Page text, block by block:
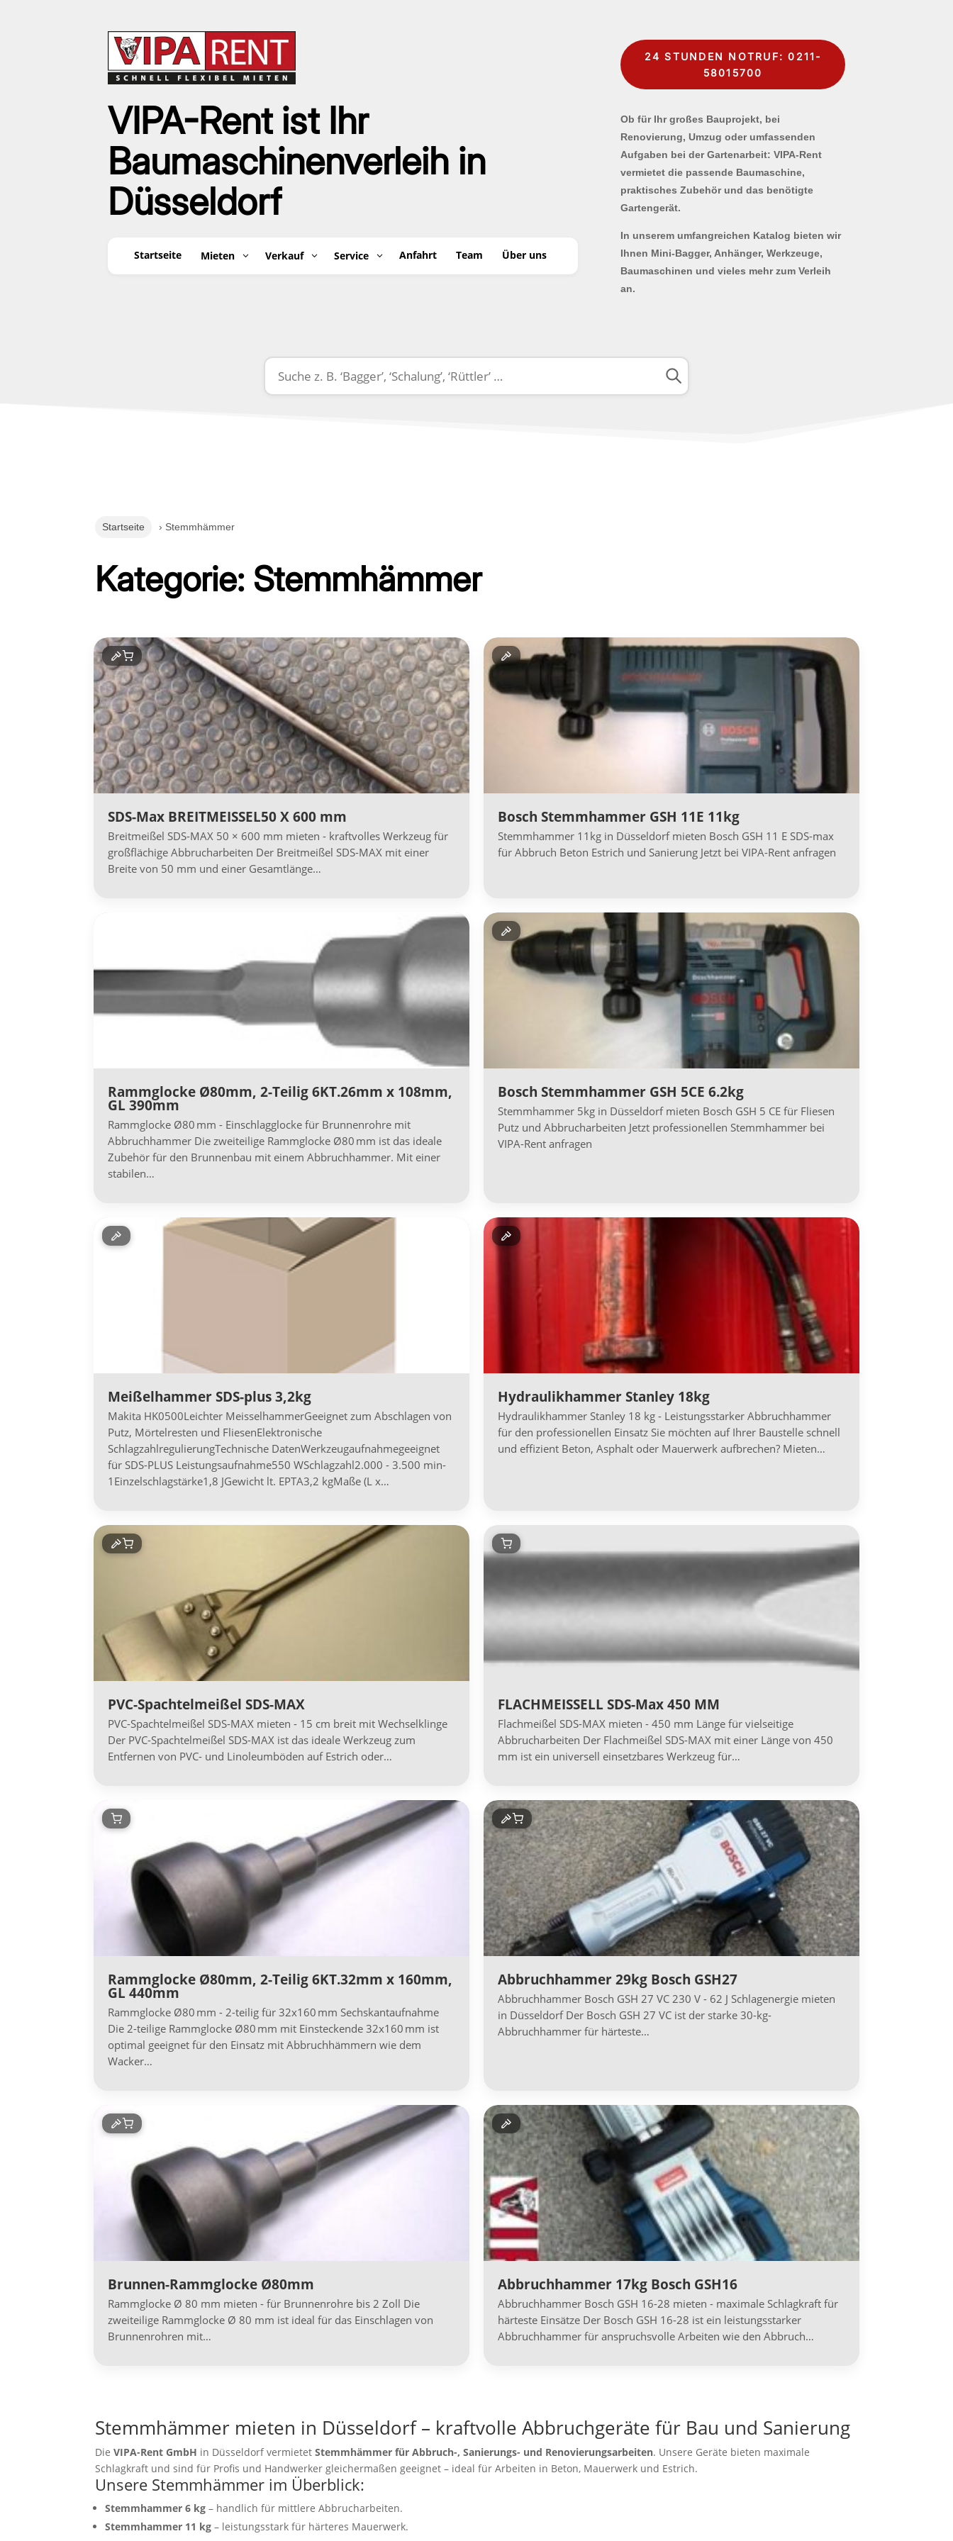
VIPA-Rent ist Ihr
Baumaschinenverleih in
Düsseldorf
Startseite Mieten Verkauf Service Anfahrt Team Über uns
24 STUNDEN NOTRUF: 0211-
58015700
Ob für Ihr großes Bauprojekt, bei
Renovierung, Umzug oder umfassenden
Aufgaben bei der Gartenarbeit: VIPA-Rent
vermietet die passende Baumaschine,
praktisches Zubehör und das benötigte
Gartengerät.
In unserem umfangreichen Katalog bieten wir
Ihnen Mini-Bagger, Anhänger, Werkzeuge,
Baumaschinen und vieles mehr zum Verleih
an.
Startseite › Stemmhämmer
Kategorie: Stemmhämmer
SDS-Max BREITMEISSEL50 X 600 mm
Breitmeißel SDS-MAX 50 × 600 mm mieten - kraftvolles Werkzeug für
großflächige Abbrucharbeiten Der Breitmeißel SDS-MAX mit einer
Breite von 50 mm und einer Gesamtlänge…
Bosch Stemmhammer GSH 11E 11kg
Stemmhammer 11kg in Düsseldorf mieten Bosch GSH 11 E SDS-max
für Abbruch Beton Estrich und Sanierung Jetzt bei VIPA-Rent anfragen
Rammglocke Ø80mm, 2-Teilig 6KT.26mm x 108mm,
GL 390mm
Rammglocke Ø80 mm - Einschlagglocke für Brunnenrohre mit
Abbruchhammer Die zweiteilige Rammglocke Ø80 mm ist das ideale
Zubehör für den Brunnenbau mit einem Abbruchhammer. Mit einer
stabilen…
Bosch Stemmhammer GSH 5CE 6.2kg
Stemmhammer 5kg in Düsseldorf mieten Bosch GSH 5 CE für Fliesen
Putz und Abbrucharbeiten Jetzt professionellen Stemmhammer bei
VIPA-Rent anfragen
Meißelhammer SDS-plus 3,2kg
Makita HK0500Leichter MeisselhammerGeeignet zum Abschlagen von
Putz, Mörtelresten und FliesenElektronische
SchlagzahlregulierungTechnische DatenWerkzeugaufnahmegeeignet
für SDS-PLUS Leistungsaufnahme550 WSchlagzahl2.000 - 3.500 min-
1Einzelschlagstärke1,8 JGewicht lt. EPTA3,2 kgMaße (L x…
Hydraulikhammer Stanley 18kg
Hydraulikhammer Stanley 18 kg - Leistungsstarker Abbruchhammer
für den professionellen Einsatz Sie möchten auf Ihrer Baustelle schnell
und effizient Beton, Asphalt oder Mauerwerk aufbrechen? Mieten…
PVC-Spachtelmeißel SDS-MAX
PVC-Spachtelmeißel SDS-MAX mieten - 15 cm breit mit Wechselklinge
Der PVC-Spachtelmeißel SDS-MAX ist das ideale Werkzeug zum
Entfernen von PVC- und Linoleumböden auf Estrich oder…
FLACHMEISSELL SDS-Max 450 MM
Flachmeißel SDS-MAX mieten - 450 mm Länge für vielseitige
Abbrucharbeiten Der Flachmeißel SDS-MAX mit einer Länge von 450
mm ist ein universell einsetzbares Werkzeug für…
Rammglocke Ø80mm, 2-Teilig 6KT.32mm x 160mm,
GL 440mm
Rammglocke Ø80 mm - 2-teilig für 32x160 mm Sechskantaufnahme
Die 2-teilige Rammglocke Ø80 mm mit Einsteckende 32x160 mm ist
optimal geeignet für den Einsatz mit Abbruchhämmern wie dem
Wacker…
Abbruchhammer 29kg Bosch GSH27
Abbruchhammer Bosch GSH 27 VC 230 V - 62 J Schlagenergie mieten
in Düsseldorf Der Bosch GSH 27 VC ist der starke 30-kg-
Abbruchhammer für härteste…
Brunnen-Rammglocke Ø80mm
Rammglocke Ø 80 mm mieten - für Brunnenrohre bis 2 Zoll Die
zweiteilige Rammglocke Ø 80 mm ist ideal für das Einschlagen von
Brunnenrohren mit…
Abbruchhammer 17kg Bosch GSH16
Abbruchhammer Bosch GSH 16-28 mieten - maximale Schlagkraft für
härteste Einsätze Der Bosch GSH 16-28 ist ein leistungsstarker
Abbruchhammer für anspruchsvolle Arbeiten wie den Abbruch…
Stemmhämmer mieten in Düsseldorf – kraftvolle Abbruchgeräte für Bau und Sanierung
DieVIPA-Rent GmbH in Düsseldorf vermietetStemmhämmer für Abbruch-, Sanierungs- und Renovierungsarbeiten. Unsere Geräte bieten maximale
Schlagkraft und sind für Profis und Handwerker gleichermaßen geeignet – ideal für Arbeiten in Beton, Mauerwerk und Estrich.
Unsere Stemmhämmer im Überblick:
Stemmhammer 6 kg – handlich für mittlere Abbrucharbeiten.
Stemmhammer 11 kg – leistungsstark für härteres Mauerwerk.